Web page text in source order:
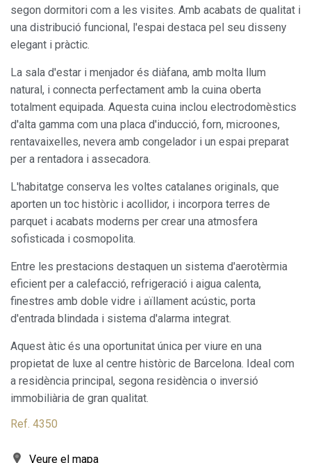
segon dormitori com a les visites. Amb acabats de qualitat i
una distribució funcional, l'espai destaca pel seu disseny
elegant i pràctic.
La sala d'estar i menjador és diàfana, amb molta llum
natural, i connecta perfectament amb la cuina oberta
totalment equipada. Aquesta cuina inclou electrodomèstics
d'alta gamma com una placa d'inducció, forn, microones,
rentavaixelles, nevera amb congelador i un espai preparat
per a rentadora i assecadora.
L'habitatge conserva les voltes catalanes originals, que
aporten un toc històric i acollidor, i incorpora terres de
parquet i acabats moderns per crear una atmosfera
sofisticada i cosmopolita.
Entre les prestacions destaquen un sistema d'aerotèrmia
eficient per a calefacció, refrigeració i aigua calenta,
finestres amb doble vidre i aïllament acústic, porta
d'entrada blindada i sistema d'alarma integrat.
Aquest àtic és una oportunitat única per viure en una
propietat de luxe al centre històric de Barcelona. Ideal com
a residència principal, segona residència o inversió
immobiliària de gran qualitat.
Ref. 4350
Veure el mapa
Modificar cookies
Tècniques i funcionals
Sempre activades
Aquest lloc web utilitza cookies pròpies per recopilar
Si continua navegant, suposa l'acceptació de la instal·lació
de les mateixes. L'usuari té la possibilitat de configurar el
navegador podent, si així ho desitja, impedir que siguin
instal·lades al disc dur, encara que haurà de tenir en
compte que aquesta acció podrà ocasionar dificultats de
navegació de la pàgina web.